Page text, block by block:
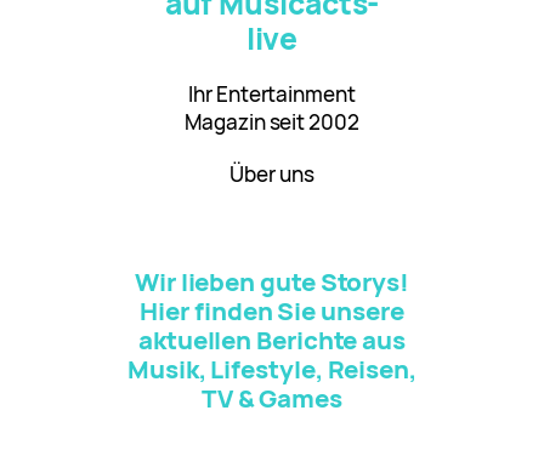
live
Ihr Entertainment
Magazin seit 2002
Über uns
Wir lieben gute Storys!
Hier finden Sie unsere
aktuellen Berichte aus
Musik, Lifestyle, Reisen,
TV & Games